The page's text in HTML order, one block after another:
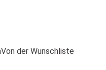
Von der Wunschliste